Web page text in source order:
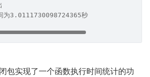
为3.0111730098724365秒
包实现了一个函数执行时间统计的功